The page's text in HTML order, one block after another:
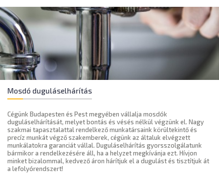
Mosdó duguláselhárítás
Cégünk Budapesten és Pest megyében vállalja mosdók
duguláselhárítását, melyet bontás és vésés nélkül végzünk el. Nagy
szakmai tapasztalattal rendelkező munkatársaink körültekintő és
precíz munkát végző szakemberek, cégünk az általuk elvégzett
munkálatokra garanciát vállal. Duguláselhárítás gyorsszolgálatunk
bármikor a rendelkezésére áll, ha a helyzet megkívánja ezt. Hívjon
minket bizalommal, kedvező áron hárítjuk el a dugulást és tisztítjuk át
a lefolyórendszert!